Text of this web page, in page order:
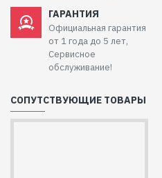
ГАРАНТИЯ
Официальная гарантия
от 1 года до 5 лет,
Сервисное
обслуживание!
СОПУТСТВУЮЩИЕ ТОВАРЫ